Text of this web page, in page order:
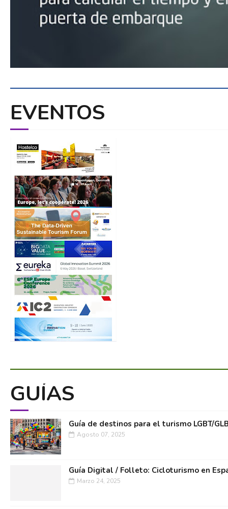
EVENTOS
GUÍAS
Guía de destinos para el turismo LGBT/
Agosto 07, 2025
Guía Digital / Folleto: Cicloturismo en
Marzo 24, 2025